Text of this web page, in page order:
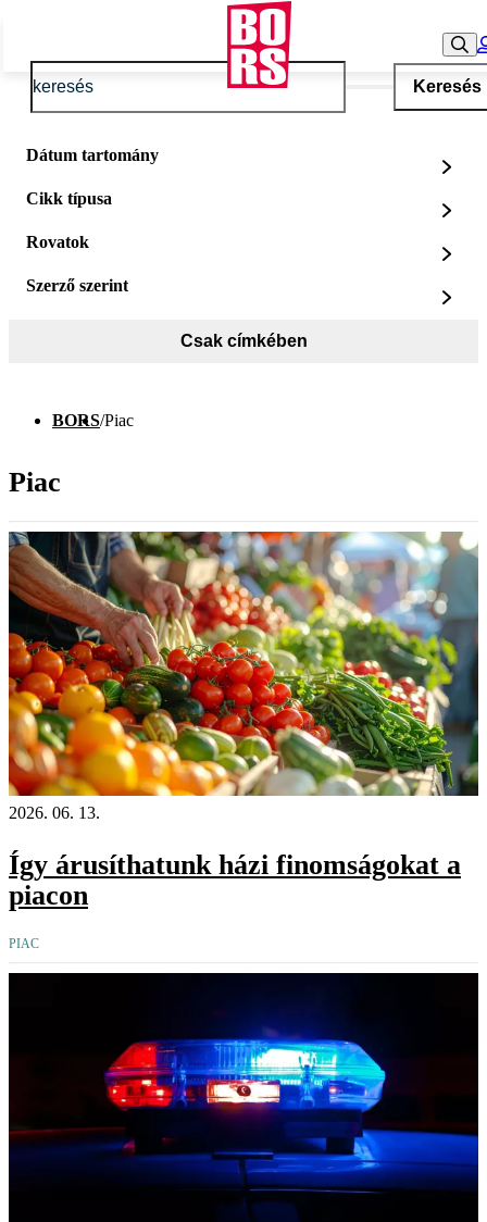
Keresés
Dátum tartomány
Cikk típusa
Rovatok
Szerző szerint
Csak címkében
BORS/Piac
Piac
2026. 06. 13.
Így árusíthatunk házi finomságokat a
piacon
PIAC